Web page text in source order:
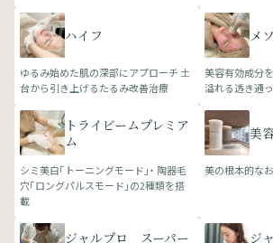
ハイフ
ゆるみ始めた肌の深部にアプローチ 土
台から引き上げるたるみ改善治療
メ
美容有効成分
溢れる透き通
トライビームプレミア
ム
シミ美白「トーニングモード」・ 陶器毛
穴「ロングパルスモード」の2種類を搭
載
美
美の根本的な
ジャルプロ スーパー ジ